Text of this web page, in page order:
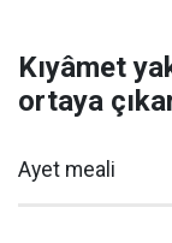
Kıyâmet
ortaya
Ayet meali